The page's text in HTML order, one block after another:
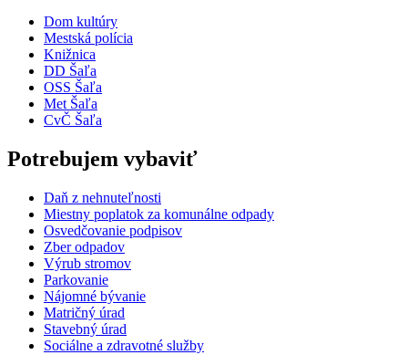
Dom kultúry
Mestská polícia
Knižnica
DD Šaľa
OSS Šaľa
Met Šaľa
CvČ Šaľa
Potrebujem vybaviť
Daň z nehnuteľnosti
Miestny poplatok za komunálne odpady
Osvedčovanie podpisov
Zber odpadov
Výrub stromov
Parkovanie
Nájomné bývanie
Matričný úrad
Stavebný úrad
Sociálne a zdravotné služby